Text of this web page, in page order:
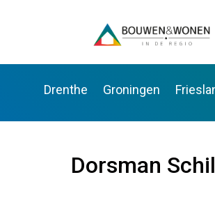
Drenthe Groningen
Dorsman